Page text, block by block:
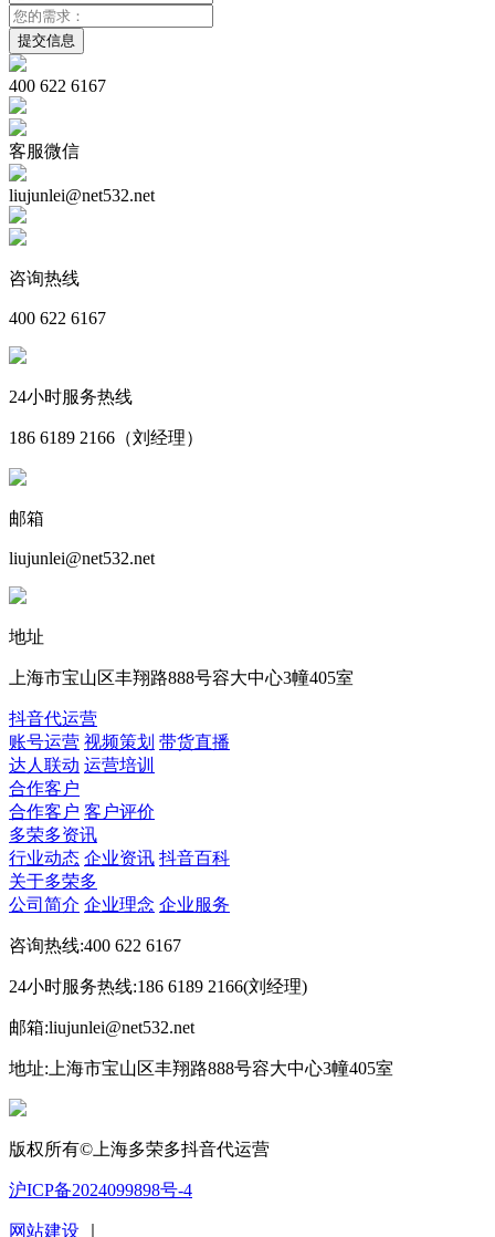
400 622 6167
客服微信
liujunlei@net532.net
咨询热线
400 622 6167
24小时服务热线
186 6189 2166（刘经理）
邮箱
liujunlei@net532.net
地址
上海市宝山区丰翔路888号容大中心3幢405室
抖音代运营
账号运营 视频策划 带货直播
达人联动 运营培训
合作客户
合作客户 客户评价
多荣多资讯
行业动态 企业资讯 抖音百科
关于多荣多
公司简介 企业理念 企业服务
咨询热线:400 622 6167
24小时服务热线:186 6189 2166(刘经理)
邮箱:liujunlei@net532.net
地址:上海市宝山区丰翔路888号容大中心3幢405室
版权所有©上海多荣多抖音代运营
沪ICP备2024099898号-4
网站建设